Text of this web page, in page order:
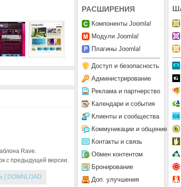
Rave.
с предыдущей версии.
| DOWNLOAD
РАСШИРЕНИЯ
Компоненты Joomla!
Модули Joomla!
Плагины Joomla!
Доступ и безопасность
Администрирование
Реклама и партнерство
Календари и события
Клиенты и сообщества
Коммуникации и общение
Контакты и связь
Обмен контентом
Бронирование
Доп. улучшения